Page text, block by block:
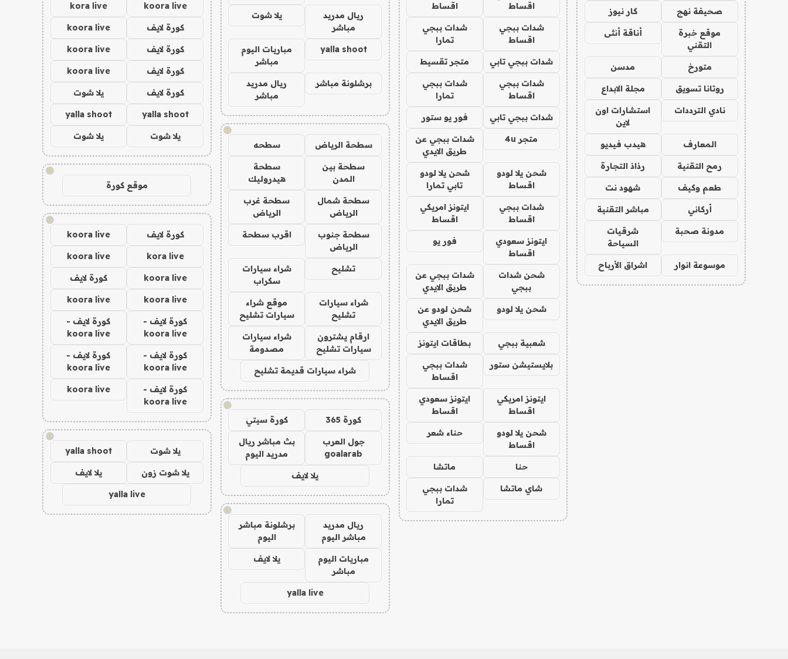
صحيفة نهج كار نيوز
موقع خبرة
التقني
أناقة أنثى
متورخ مدسن
روتانا تسويق مجلة الابداع
نادي الترددات
استشارات اون
لاين
المعارف هيدب فيديو
رمح التقنية رذاذ التجارة
طعم وكيف شهود نت
أركاني مباشر التقنية
مدونة صحبة
شرقيات
السياحة
موسوعة انوار اشراق الأرباح
اقساط
اقساط
شدات ببجي
اقساط
شدات ببجي
تمارا
شدات ببجي تابي متجر تقسيط
شدات ببجي
اقساط
شدات ببجي
تمارا
شدات ببجي تابي فور يو ستور
متجر 4u
شدات ببجي عن
طريق الايدي
شحن يلا لودو
اقساط
شحن يلا لودو
تابي تمارا
شدات ببجي
اقساط
ايتونز امريكي
اقساط
ايتونز سعودي
اقساط
فور يو
شحن شدات
ببجي
شدات ببجي عن
طريق الايدي
شحن يلا لودو
شحن لودو عن
طريق الايدي
شعبية ببجي بطاقات ايتونز
بلايستيشن ستور
شدات ببجي
اقساط
ايتونز امريكي
اقساط
ايتونز سعودي
اقساط
شحن يلا لودو
اقساط
حناء شعر
حنا ماتشا
شاي ماتشا
شدات ببجي
تمارا
ريال مدريد
مباشر
يلا شوت
yalla shoot
مباريات اليوم
مباشر
برشلونة مباشر
ريال مدريد
مباشر
!
سطحة الرياض سطحه
سطحة بين
المدن
سطحة
هيدروليك
سطحة شمال
الرياض
سطحة غرب
الرياض
سطحة جنوب
الرياض
اقرب سطحة
تشليح
شراء سيارات
سكراب
شراء سيارات
تشليح
موقع شراء
سيارات تشليح
ارقام يشترون
سيارات تشليح
شراء سيارات
مصدومة
شراء سيارات قديمة تشليح
!
كورة 365 كورة سيتي
جول العرب
goalarab
بث مباشر ريال
مدريد اليوم
يلا لايف
!
ريال مدريد
مباشر اليوم
برشلونة مباشر
اليوم
مباريات اليوم
مباشر
يلا لايف
yalla live
koora live
kora live
كورة لايف koora live
كورة لايف koora live
كورة لايف koora live
كورة لايف يلا شوت
yalla shoot
yalla shoot
يلا شوت يلا شوت
!
موقع كورة
!
كورة لايف koora live
kora live
koora live
koora live كورة لايف
koora live
koora live
كورة لايف -
koora live
كورة لايف -
koora live
كورة لايف -
koora live
كورة لايف -
koora live
كورة لايف -
koora live
koora live
!
يلا شوت yalla shoot
يلا شوت زون يلا لايف
yalla live